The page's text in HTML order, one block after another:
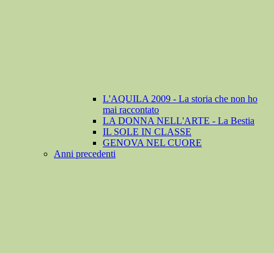
L'AQUILA 2009 - La storia che non ho
mai raccontato
LA DONNA NELL'ARTE - La Bestia
IL SOLE IN CLASSE
GENOVA NEL CUORE
Anni precedenti